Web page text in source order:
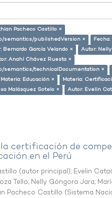
Pacheco Castillo ×
semantics/publishedVersion ×
Bernardo García Velando ×
Autor:
Anahí Chávez Ruesta ×
semantics/technicalDocumentation ×
Materia: Educación ×
Materia:
Malásquez Sotelo × Autor: Evelin
certificación de
en el Perú
(autor principal); Evelin
Tello; Nelly Góngora Jara;
Pacheco Castillo (Sistema